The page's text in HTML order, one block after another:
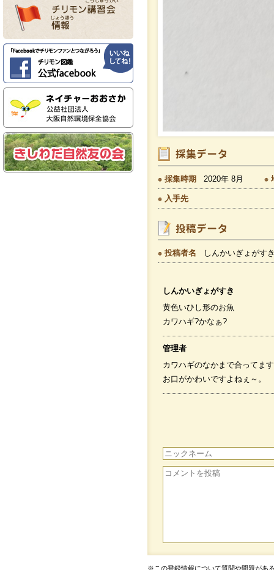
採集時期 2020年 8月
入手先
投稿者名 しんかいぎょがす
しんかいぎょがすき
黄色いひし形のお魚
カワハギ?かなぁ?
管理者
カワハギのなかまで合ってま
お口がかわいですよねぇ～。
※この登録情報について質問や問題があ